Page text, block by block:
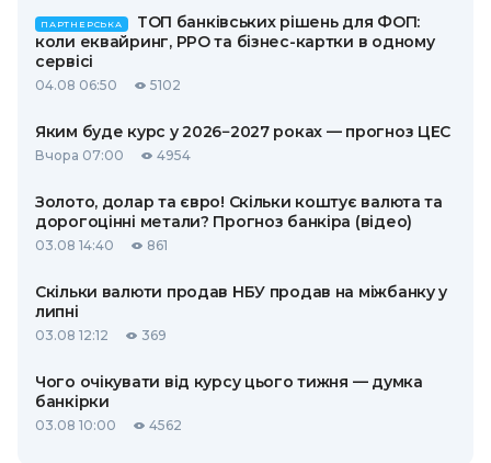
ПАРТНЕРСЬКА
ТОП банківських рішень для ФОП:
коли еквайринг, РРО та бізнес-картки в одному
сервісі
04.08 06:50 5102
Яким буде курс у 2026−2027 роках — прогноз ЦЕС
Вчора 07:00 4954
Золото, долар та євро! Скільки коштує валюта та
дорогоцінні метали? Прогноз банкіра (відео)
03.08 14:40 861
Скільки валюти продав НБУ продав на міжбанку у
липні
03.08 12:12 369
Чого очікувати від курсу цього тижня — думка
банкірки
03.08 10:00 4562